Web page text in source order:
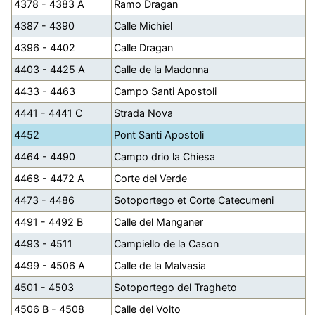
4378 - 4383 A
Ramo Dragan
4387 - 4390
Calle Michiel
4396 - 4402
Calle Dragan
4403 - 4425 A
Calle de la Madonna
4433 - 4463
Campo Santi Apostoli
4441 - 4441 C
Strada Nova
4452
Pont Santi Apostoli
4464 - 4490
Campo drio la Chiesa
4468 - 4472 A
Corte del Verde
4473 - 4486
Sotoportego et Corte Catecumeni
4491 - 4492 B
Calle del Manganer
4493 - 4511
Campiello de la Cason
4499 - 4506 A
Calle de la Malvasia
4501 - 4503
Sotoportego del Tragheto
4506 B - 4508
Calle del Volto